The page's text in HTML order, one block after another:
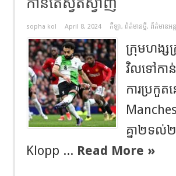
sopha kol April 8, 2024 កីឡា, ព័ត៌មានថ្មី, ព័ត៌មានអន្
ក្រុមហង្ស
វិល​ទៅ​កា
ការប្រកួ
គ្នា២ទល់
Klopp ... Read More »